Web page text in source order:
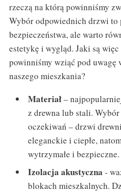
rzeczą na którą powinniśmy
Wybór odpowiednich drzwi to
bezpieczeństwa, ale warto
estetykę i wygląd. Jaki są
powinniśmy wziąć pod uwagę
naszego mieszkania?
Materiał–
z drewna lub stali.
oczekiwań – drzwi
eleganckie i ciepłe,
wytrzymałe i bezpieczne.
Izolacja akustyczna -
blokach mieszkalnych.